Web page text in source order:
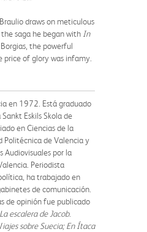
draws on meticulous
saga he began with In
the powerful
of glory was infamy.
en 1972. Está graduado
Eskils Skola de
en Ciencias de la
Politécnica de Valencia y
Audiovisuales por la
Periodista
ha trabajado en
de comunicación.
de opinión fue publicado
La escalera de Jacob.
iajes sobre Suecia; En Ítaca